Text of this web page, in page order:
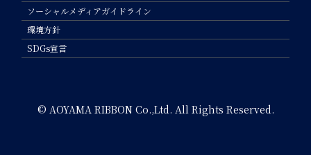
ソーシャルメディアガイドライン
環境方針
SDGs宣言
© AOYAMA RIBBON Co.,Ltd. All Rights Reserved.